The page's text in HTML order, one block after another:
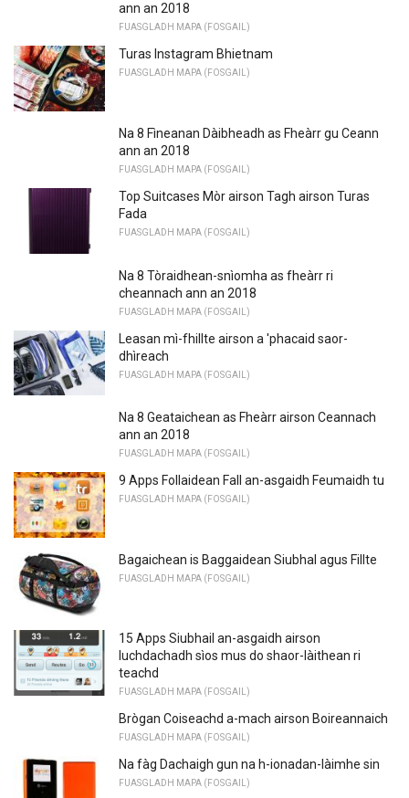
ann an 2018
FUASGLADH MAPA (FOSGAIL)
Turas Instagram Bhietnam
FUASGLADH MAPA (FOSGAIL)
Na 8 Fìneanan Dàibheadh ​​as Fheàrr gu Ceann
ann an 2018
FUASGLADH MAPA (FOSGAIL)
Top Suitcases Mòr airson Tagh airson Turas
Fada
FUASGLADH MAPA (FOSGAIL)
Na 8 Tòraidhean-snìomha as fheàrr ri
cheannach ann an 2018
FUASGLADH MAPA (FOSGAIL)
Leasan mì-fhillte airson a 'phacaid saor-
dhìreach
FUASGLADH MAPA (FOSGAIL)
Na 8 Geataichean as Fheàrr airson Ceannach
ann an 2018
FUASGLADH MAPA (FOSGAIL)
9 Apps Follaidean Fall an-asgaidh Feumaidh tu
FUASGLADH MAPA (FOSGAIL)
Bagaichean is Baggaidean Siubhal agus Fillte
FUASGLADH MAPA (FOSGAIL)
15 Apps Siubhail an-asgaidh airson
luchdachadh sìos mus do shaor-làithean ri
teachd
FUASGLADH MAPA (FOSGAIL)
Brògan Coiseachd a-mach airson Boireannaich
FUASGLADH MAPA (FOSGAIL)
Na fàg Dachaigh gun na h-ionadan-làimhe sin
FUASGLADH MAPA (FOSGAIL)